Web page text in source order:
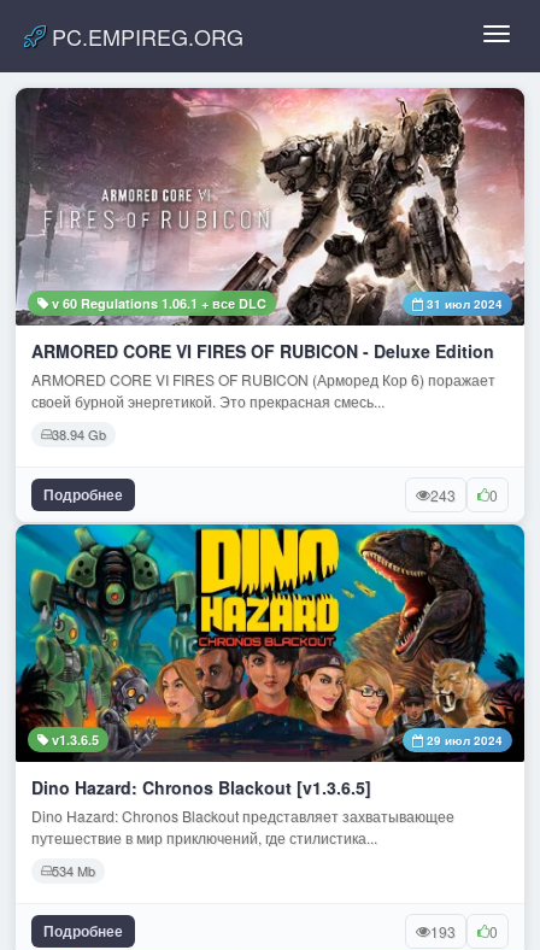
PC.EMPIREG.ORG
v 60 Regulations 1.06.1 + все DLC 31 июл 2024
ARMORED CORE VI FIRES OF RUBICON - Deluxe Edition
ARMORED CORE VI FIRES OF RUBICON (Арморед Кор 6) поражает
своей бурной энергетикой. Это прекрасная смесь...
38.94 Gb
Подробнее 243 0
v1.3.6.5 29 июл 2024
Dino Hazard: Chronos Blackout [v1.3.6.5]
Dino Hazard: Chronos Blackout представляет захватывающее
путешествие в мир приключений, где стилистика...
534 Mb
Подробнее 193 0